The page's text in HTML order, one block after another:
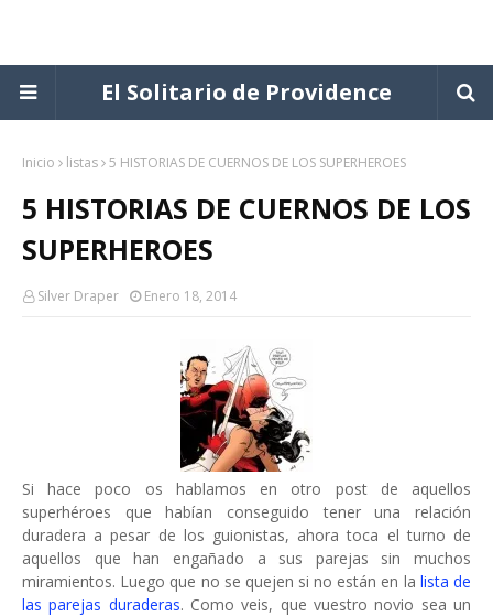
El Solitario de Providence
Inicio listas 5 HISTORIAS DE CUERNOS DE LOS SUPERHEROES
5 HISTORIAS DE CUERNOS DE LOS
SUPERHEROES
Silver Draper Enero 18, 2014
Si hace poco os hablamos en otro post de aquellos
superhéroes que habían conseguido tener una relación
duradera a pesar de los guionistas, ahora toca el turno de
aquellos que han engañado a sus parejas sin muchos
miramientos. Luego que no se quejen si no están en la lista de
las parejas duraderas. Como veis, que vuestro novio sea un